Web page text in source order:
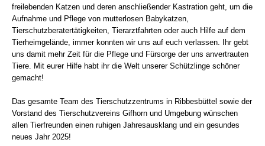
freilebenden Katzen und deren anschließender Kastration geht, um die
Aufnahme und Pflege von mutterlosen Babykatzen,
Tierschutzberatertätigkeiten, Tierarztfahrten oder auch Hilfe auf dem
Tierheimgelände, immer konnten wir uns auf euch verlassen. Ihr gebt
uns damit mehr Zeit für die Pflege und Fürsorge der uns anvertrauten
Tiere. Mit eurer Hilfe habt ihr die Welt unserer Schützlinge schöner
gemacht!
Das gesamte Team des Tierschutzzentrums in Ribbesbüttel sowie der
Vorstand des Tierschutzvereins Gifhorn und Umgebung wünschen
allen Tierfreunden einen ruhigen Jahresausklang und ein gesundes
neues Jahr 2025!